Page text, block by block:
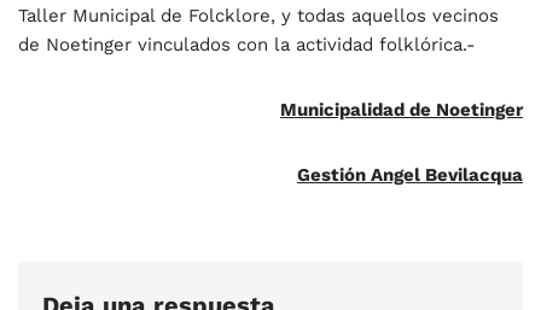
Taller Municipal de Folcklore, y todas aquellos vecinos
de Noetinger vinculados con la actividad folklórica.-
Municipalidad de Noetinger
Gestión Angel Bevilacqua